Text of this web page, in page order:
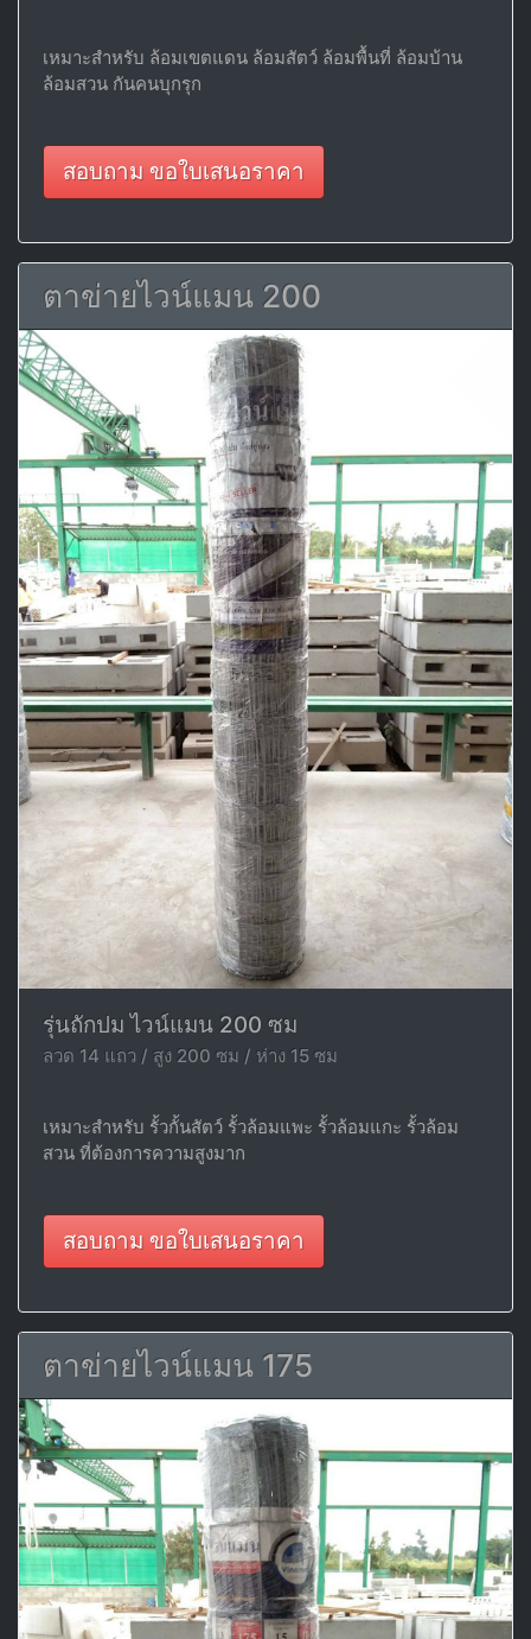
เหมาะสำหรับ ล้อมเขตแดน ล้อมสัตว์ ล้อมพื้นที่ ล้อมบ้าน
ล้อมสวน กันคนบุกรุก
สอบถาม ขอใบเสนอราคา
ตาข่ายไวน์แมน 200
รุ่นถักปม ไวน์แมน 200 ซม
ลวด 14 แถว / สูง 200 ซม / ห่าง 15 ซม
เหมาะสำหรับ รั้วกั้นสัตว์ รั้วล้อมแพะ รั้วล้อมแกะ รั้วล้อม
สวน ที่ต้องการความสูงมาก
สอบถาม ขอใบเสนอราคา
ตาข่ายไวน์แมน 175